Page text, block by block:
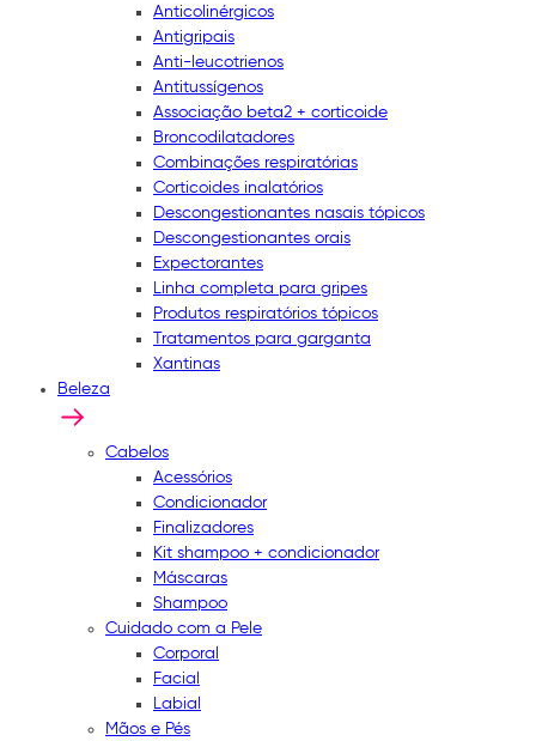
Anticolinérgicos
Antigripais
Anti-leucotrienos
Antitussígenos
Associação beta2 + corticoide
Broncodilatadores
Combinações respiratórias
Corticoides inalatórios
Descongestionantes nasais tópicos
Descongestionantes orais
Expectorantes
Linha completa para gripes
Produtos respiratórios tópicos
Tratamentos para garganta
Xantinas
Beleza
Cabelos
Acessórios
Condicionador
Finalizadores
Kit shampoo + condicionador
Máscaras
Shampoo
Cuidado com a Pele
Corporal
Facial
Labial
Mãos e Pés